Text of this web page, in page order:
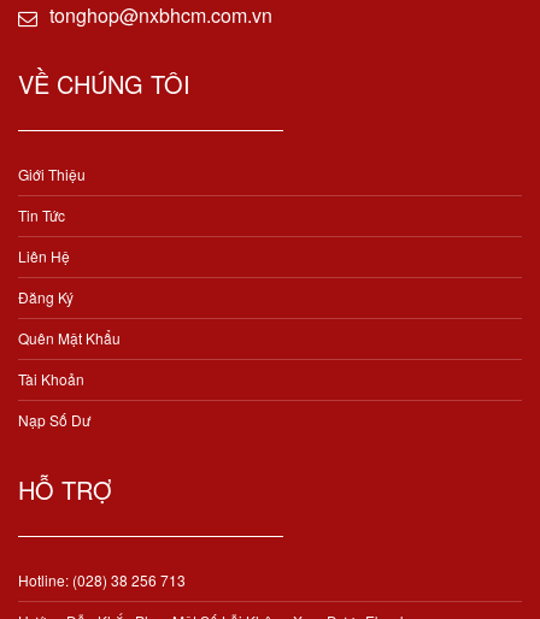
tonghop@nxbhcm.com.vn
VỀ CHÚNG TÔI
Giới Thiệu
Tin Tức
Liên Hệ
Đăng Ký
Quên Mật Khẩu
Tài Khoản
Nạp Số Dư
HỖ TRỢ
Hotline: (028) 38 256 713